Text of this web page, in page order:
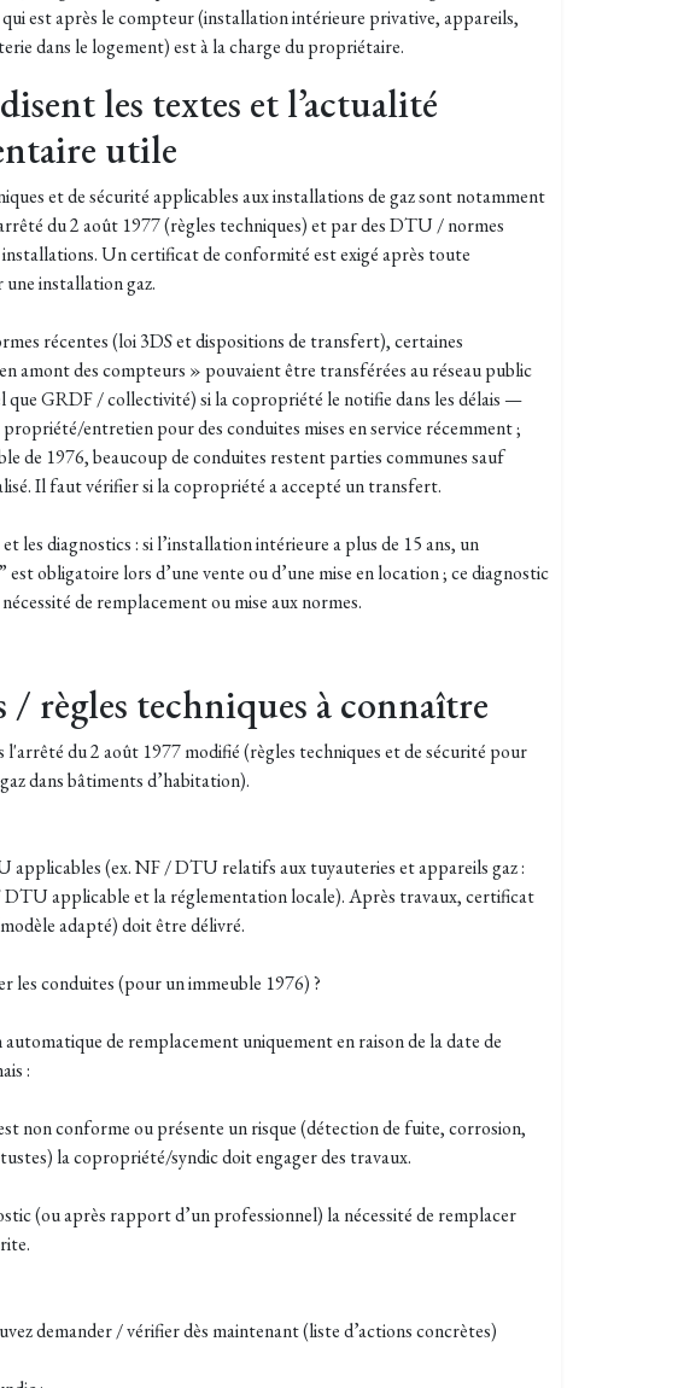
est après le compteur (installation intérieure privative, appareils,
dans le logement) est à la charge du propriétaire.
les textes et l’actualité
utile
et de sécurité applicables aux installations de gaz sont notamment
du 2 août 1977 (règles techniques) et par des DTU / normes
Un certificat de conformité est exigé après toute
installation gaz.
récentes (loi 3DS et dispositions de transfert), certaines
amont des compteurs » pouvaient être transférées au réseau public
que GRDF / collectivité) si la copropriété le notifie dans les délais —
propriété/entretien pour des conduites mises en service récemment ;
de 1976, beaucoup de conduites restent parties communes sauf
Il faut vérifier si la copropriété a accepté un transfert.
les diagnostics : si l’installation intérieure a plus de 15 ans, un
est obligatoire lors d’une vente ou d’une mise en location ; ce diagnostic
de remplacement ou mise aux normes.
/ règles techniques à connaître
l'arrêté du 2 août 1977 modifié (règles techniques et de sécurité pour
dans bâtiments d’habitation).
applicables (ex. NF / DTU relatifs aux tuyauteries et appareils gaz :
applicable et la réglementation locale). Après travaux, certificat
adapté) doit être délivré.
les conduites (pour un immeuble 1976) ?
automatique de remplacement uniquement en raison de la date de
:
non conforme ou présente un risque (détection de fuite, corrosion,
la copropriété/syndic doit engager des travaux.
(ou après rapport d’un professionnel) la nécessité de remplacer
demander / vérifier dès maintenant (liste d’actions concrètes)